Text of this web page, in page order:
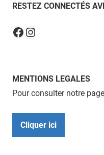
RESTEZ CONNECTÉS
Facebook
Instagram
MENTIONS LEGALES
Pour consulter notre
Cliquer ici